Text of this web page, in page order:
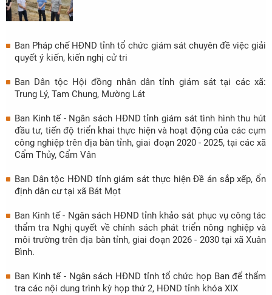
Ban Pháp chế HĐND tỉnh tổ chức giám sát chuyên đề việc giải
quyết ý kiến, kiến nghị cử tri
Ban Dân tộc Hội đồng nhân dân tỉnh giám sát tại các xã:
Trung Lý, Tam Chung, Mường Lát
Ban Kinh tế - Ngân sách HĐND tỉnh giám sát tình hình thu hút
đầu tư, tiến độ triển khai thực hiện và hoạt động của các cụm
công nghiệp trên địa bàn tỉnh, giai đoạn 2020 - 2025, tại các xã
Cẩm Thủy, Cẩm Vân
Ban Dân tộc HĐND tỉnh giám sát thực hiện Đề án sắp xếp, ổn
định dân cư tại xã Bát Mọt
Ban Kinh tế - Ngân sách HĐND tỉnh khảo sát phục vụ công tác
thẩm tra Nghị quyết về chính sách phát triển nông nghiệp và
môi trường trên địa bàn tỉnh, giai đoạn 2026 - 2030 tại xã Xuân
Bình.
Ban Kinh tế - Ngân sách HĐND tỉnh tổ chức họp Ban để thẩm
tra các nội dung trình kỳ họp thứ 2, HĐND tỉnh khóa XIX